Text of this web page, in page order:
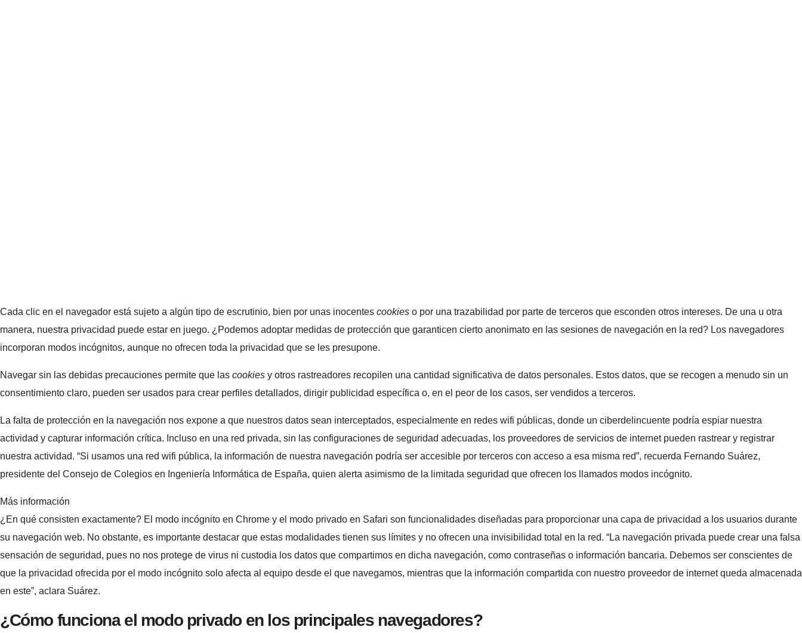
Cada clic en el navegador está sujeto a algún tipo de escrutinio, bien por unas inocentes cookies o por una trazabilidad por parte de terceros que esconden otros intereses. De una u otra
manera, nuestra privacidad puede estar en juego. ¿Podemos adoptar medidas de protección que garanticen cierto anonimato en las sesiones de navegación en la red? Los navegadores
incorporan modos incógnitos, aunque no ofrecen toda la privacidad que se les presupone.
Navegar sin las debidas precauciones permite que las cookies y otros rastreadores recopilen una cantidad significativa de datos personales. Estos datos, que se recogen a menudo sin un
consentimiento claro, pueden ser usados para crear perfiles detallados, dirigir publicidad específica o, en el peor de los casos, ser vendidos a terceros.
La falta de protección en la navegación nos expone a que nuestros datos sean interceptados, especialmente en redes wifi públicas, donde un ciberdelincuente podría espiar nuestra
actividad y capturar información crítica. Incluso en una red privada, sin las configuraciones de seguridad adecuadas, los proveedores de servicios de internet pueden rastrear y registrar
nuestra actividad. “Si usamos una red wifi pública, la información de nuestra navegación podría ser accesible por terceros con acceso a esa misma red”, recuerda Fernando Suárez,
presidente del Consejo de Colegios en Ingeniería Informática de España, quien alerta asimismo de la limitada seguridad que ofrecen los llamados modos incógnito.
Más información
¿En qué consisten exactamente? El modo incógnito en Chrome y el modo privado en Safari son funcionalidades diseñadas para proporcionar una capa de privacidad a los usuarios durante
su navegación web. No obstante, es importante destacar que estas modalidades tienen sus límites y no ofrecen una invisibilidad total en la red. “La navegación privada puede crear una falsa
sensación de seguridad, pues no nos protege de virus ni custodia los datos que compartimos en dicha navegación, como contraseñas o información bancaria. Debemos ser conscientes de
que la privacidad ofrecida por el modo incógnito solo afecta al equipo desde el que navegamos, mientras que la información compartida con nuestro proveedor de internet queda almacenada
en este”, aclara Suárez.
¿Cómo funciona el modo privado en los principales navegadores?